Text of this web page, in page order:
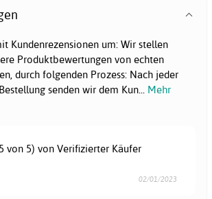
Kundenrezensionen um: Wir stellen
Produktbewertungen von echten
durch folgenden Prozess: Nach jeder
senden wir dem Kun... Mehr
von 5) von Verifizierter Käufer
02/01/2023